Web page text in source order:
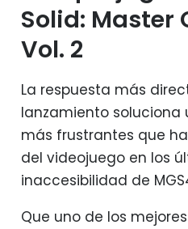
Solid: Master
Vol. 2
La respuesta más
lanzamiento soluciona
más frustrantes que
del videojuego en los
inaccesibilidad de
Que uno de los